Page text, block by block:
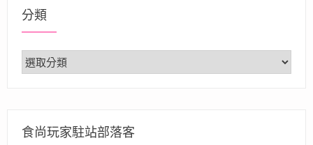
分類
分
類
食尚玩家駐站部落客